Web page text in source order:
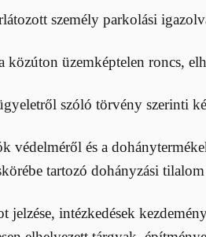
személy parkolási
közúton üzemképtelen roncs,
szóló törvény szerinti
védelméről és a
tartozó dohányzási
jelzése, intézkedések